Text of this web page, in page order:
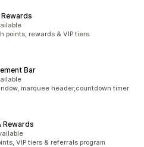
points, rewards & VIP tiers
Bar
marquee header,countdown timer
Rewards
VIP tiers & referrals program